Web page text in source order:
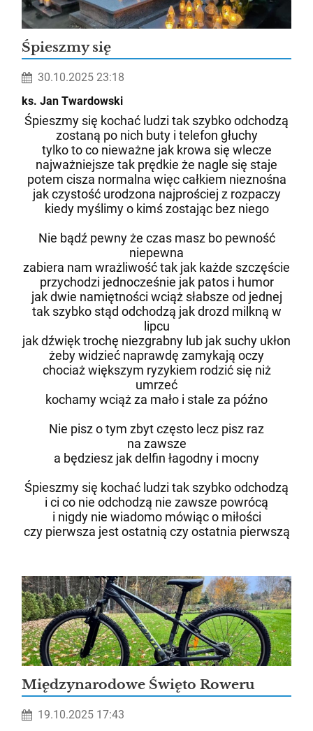
Śpieszmy się
30.10.2025 23:18
ks. Jan Twardowski
Śpieszmy się kochać ludzi tak szybko odchodzą
zostaną po nich buty i telefon głuchy
tylko to co nieważne jak krowa się wlecze
najważniejsze tak prędkie że nagle się staje
potem cisza normalna więc całkiem nieznośna
jak czystość urodzona najprościej z rozpaczy
kiedy myślimy o kimś zostając bez niego
Nie bądź pewny że czas masz bo pewność
niepewna
zabiera nam wrażliwość tak jak każde szczęście
przychodzi jednocześnie jak patos i humor
jak dwie namiętności wciąż słabsze od jednej
tak szybko stąd odchodzą jak drozd milkną w
lipcu
jak dźwięk trochę niezgrabny lub jak suchy ukłon
żeby widzieć naprawdę zamykają oczy
chociaż większym ryzykiem rodzić się niż
umrzeć
kochamy wciąż za mało i stale za późno
Nie pisz o tym zbyt często lecz pisz raz
na zawsze
a będziesz jak delfin łagodny i mocny
Śpieszmy się kochać ludzi tak szybko odchodzą
i ci co nie odchodzą nie zawsze powrócą
i nigdy nie wiadomo mówiąc o miłości
czy pierwsza jest ostatnią czy ostatnia pierwszą
Międzynarodowe Święto Roweru
19.10.2025 17:43